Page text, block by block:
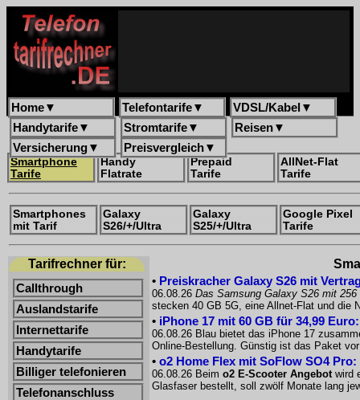
Home▼ Telefontarife▼ VDSL/Kabel ▼
Handytarife▼ Stromtarife▼ Reisen▼
Versicherung▼ Preisvergleich▼
Smartphone
Tarife
Handy
Flatrate
Prepaid
Tarife
AllNet-Flat
Tarife
Smartphones
mit Tarif
Galaxy
S26/+/Ultra
Galaxy
S25/+/Ultra
Google Pixel
Tarife
Tarifrechner für:
Callthrough
Auslandstarife
Internettarife
Handytarife
Billiger telefonieren
Telefonanschluss
• Preiskracher Galaxy S26 mit
06.08.26 Das Samsung Galaxy S26 mit 256
stecken 40 GB 5G, eine Allnet-Flat und die
• iPhone 17 mit 60 GB für 34,99
06.08.26 Blau bietet das iPhone 17
Online-Bestellung. Günstig ist das Paket
• o2 Home Flex mit SoFlow SO4
06.08.26 Beim o2 E-Scooter Angebotwird
Glasfaser bestellt, soll zwölf Monate lang